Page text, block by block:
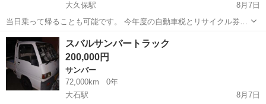
大久保駅
8月7日
当日乗って帰ることも可能です。 今年度の自動車税とリサイクル券も
含んだ金額です。（名変預り金5万円別途） 現車確認が早い方からの
ご案内となります。 🟢で「カーセコンド」と検索いただければ詳細画
像もお送り可能でござい...
兵庫 神戸市 大久保駅 エクシーガ
スバルサンバートラック
200,000円
サンバー
72,000km
0年
大石駅
8月7日